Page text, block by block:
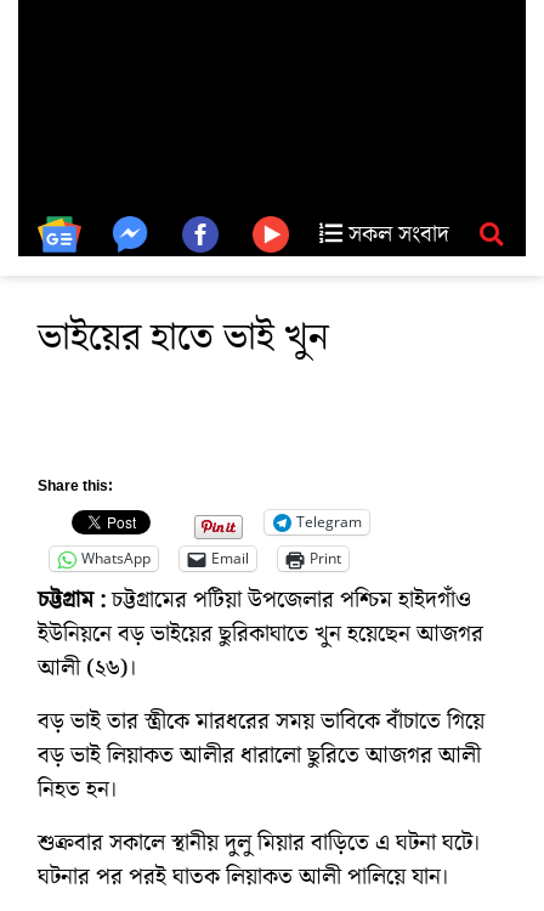
সকল সংবাদ
ভাইয়ের হাতে ভাই খুন
Share this:
Telegram
WhatsApp
Email Print
চট্টগ্রাম :চট্টগ্রামের পটিয়া উপজেলার পশ্চিম হাইদগাঁও
ইউনিয়নে বড় ভাইয়ের ছুরিকাঘাতে খুন হয়েছেন আজগর
আলী (২৬)।
বড় ভাই তার স্ত্রীকে মারধরের সময় ভাবিকে বাঁচাতে গিয়ে
বড় ভাই লিয়াকত আলীর ধারালো ছুরিতে আজগর আলী
নিহত হন।
শুক্রবার সকালে স্থানীয় দুলু মিয়ার বাড়িতে এ ঘটনা ঘটে।
ঘটনার পর পরই ঘাতক লিয়াকত আলী পালিয়ে যান।